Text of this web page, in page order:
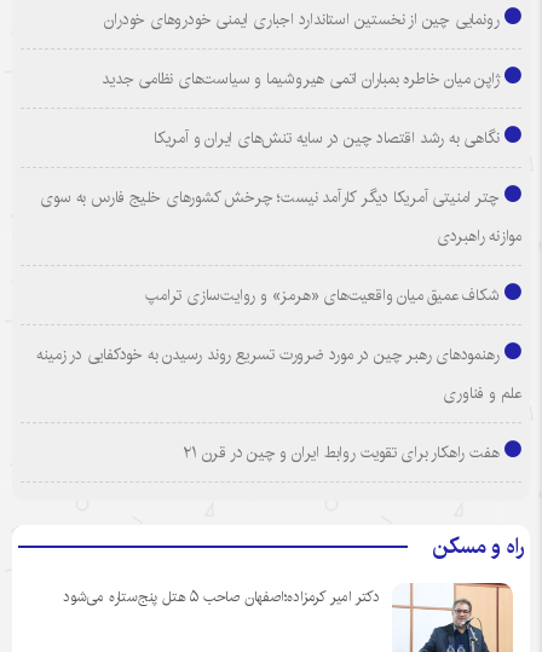
رونمایی چین از نخستین استاندارد اجباری ایمنی خودروهای خودران
ژاپن میان خاطره بمباران اتمی هیروشیما و سیاست‌های نظامی جدید
نگاهی به رشد اقتصاد چین در سایه تنش‌های ایران و آمریکا
چتر امنیتی آمریکا دیگر کارآمد نیست؛ چرخش کشورهای خلیج فارس به سوی
موازنه راهبردی
شکاف عمیق میان واقعیت‌های «هرمز» و روایت‌سازی ترامپ
رهنمودهای رهبر چین در مورد ضرورت تسریع روند رسیدن به خودکفایی در زمینه
علم و فناوری
هفت راهکار برای تقویت روابط ایران و چین در قرن ۲۱
راه و مسکن
دکتر امیر کرمزاده؛اصفهان صاحب ۵ هتل پنج‌ستاره می‌شود